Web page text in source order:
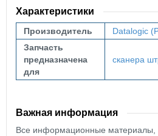
Характеристики
Производитель
Datalogic
Запчасть
предназначена
для
сканера
Важная информация
Все информационные материалы,